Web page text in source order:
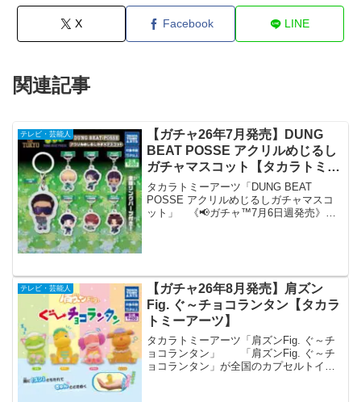
X Facebook LINE
関連記事
テレビ・芸能人
【ガチャ26年7月発売】DUNG
BEAT POSSE アクリルめじるし
ガチャマスコット【タカラトミー
アーツ】
タカラトミーアーツ「DUNG BEAT
POSSE アクリルめじるしガチャマスコ
ット」 《📢ガチャ™7月6日週発売》
テレビ・芸能人
【ガチャ26年8月発売】肩ズン
Fig. ぐ～チョコランタン【タカラ
トミーアーツ】
タカラトミーアーツ「肩ズンFig. ぐ～チ
ョコランタン」 「肩ズンFig. ぐ～チ
ョコランタン」が全国のカプセルトイ売